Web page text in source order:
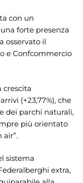
con un
forte presenza
osservato il
e Confcommercio
crescita
(+23,77%), che
dei parchi naturali,
più orientato
sistema
extra,